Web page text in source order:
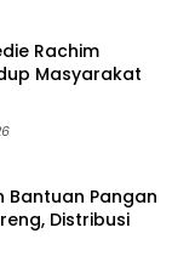
Rachim
Masyarakat
Bantuan Pangan
Distribusi